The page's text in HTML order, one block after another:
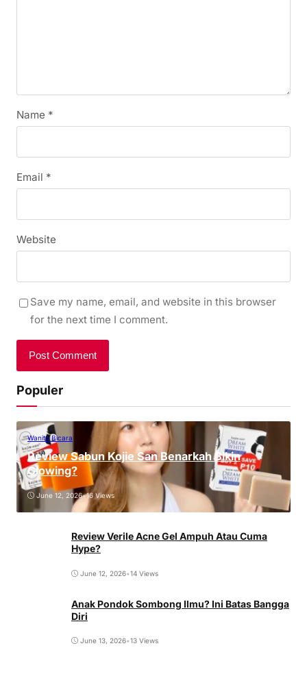
Name *
Email *
Website
Save my name, email, and website in this browser
for the next time I comment.
Populer
Wanita Bicara
Review Sabun Kojie San Benarkah Bikin
Glowing?
June 12, 2026•16 Views
Review Verile Acne Gel Ampuh Atau Cuma
Hype?
June 12, 2026•14 Views
Anak Pondok Sombong Ilmu? Ini Batas Bangga
Diri
June 13, 2026•13 Views